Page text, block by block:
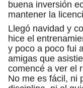
buena inversión
mantener la
Llegó navidad y
hice el
y poco a poco fui
amigas que
comencé a ver el
No me es fácil, ni